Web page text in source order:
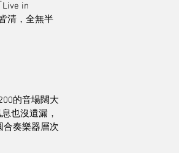
in
清，全無半
的音場闊大
也沒遺漏，
合奏樂器層次